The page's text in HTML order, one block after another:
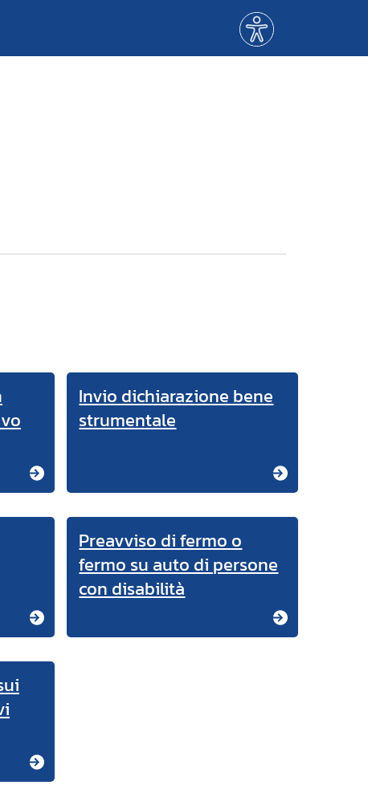
Menù
Invio dichiarazione bene
strumentale
Preavviso di fermo o
fermo su auto di persone
con disabilità